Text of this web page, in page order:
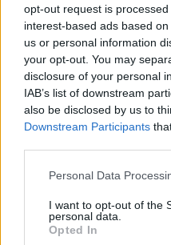
opt-out request is
interest-based ads based
us or personal information
your opt-out. You may
disclosure of your personal
IAB’s list of downstream
also be disclosed by us to
Downstream Participants
Please note that this
not limited to your visit or
grant or deny consent to
use your data for below
Personal Data
I want to opt-out of the
personal data.
Opted In
Οι τελευταίες ημέρες δείχνουν
νεότερα δεδομένα.
Αναλυτική τάση 14-
Χρησιμοποίησε τη λίστα για
βαρύτητα στις κοντινές ημέρες.
06/08
17°/
3 bf
ΠΑΡ
07/08